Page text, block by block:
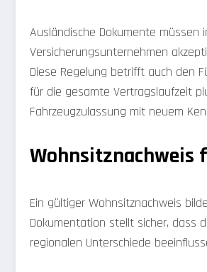
Ausländische Dokumente müssen
Versicherungsunternehmen
Diese Regelung betrifft auch den
für die gesamte Vertragslaufzeit
Fahrzeugzulassung mit neuem
Wohnsitznachweis
Ein gültiger Wohnsitznachweis
Dokumentation stellt sicher, dass
regionalen Unterschiede